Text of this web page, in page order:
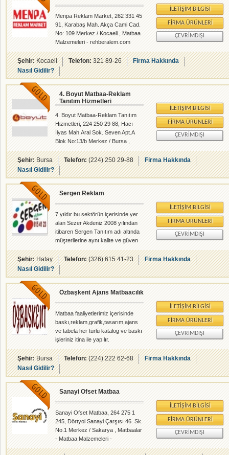
kapasiteye ulaşmıştır. -2004
faaliyete geçiren ARES bu sektörde
de büyük başarılara imza atmıştır.
Ürün yelpazesinin genişliği ve
neticesinde birço
Menpa Reklam Market, 262 331 45
91, Karabaş Mah. Akça Cami Cad.
No: 109 Merkez / Kocaeli , Matbaa
Malzemeleri - rehberalem.com
alanlarında faliyet gösteren
firmamızdır.
İLETIŞIM BILGISI
FIRMA ÜRÜNLERI
ÇEVRIMDIŞI
Şehir:Kocaeli Telefon:321 89-26
Firma Hakkında
Nasıl Gidilir?
4. Boyut Matbaa-Reklam
Tanıtım Hizmetleri
4. Boyut Matbaa-Reklam Tanıtım
Hizmetleri, 224 250 29 88, Hacı
İlyas Mah.Aral Sok. Seven Apt.A
Blok No:13/b Merkez / Bursa ,
Matbaalar - Promosyon - Matbaa
Malzemeleri - rehberalem.com
alanlarında faliyet gösteren
firmamızdır.
İLETIŞIM BILGISI
FIRMA ÜRÜNLERI
ÇEVRIMDIŞI
Şehir:Bursa Telefon:(224) 250 29-88
Firma Hakkında
Nasıl Gidilir?
Sergen Reklam
7 yıldır bu sektörün içerisinde yer
alan Sezer Akdeniz 2008 yılından
itibaren Sergen Tanıtım adı altında
müşterilerine aynı kalite ve güven
anlayışı içerisinde hizmet vermeye
devam etnektedir.
İLETIŞIM BILGISI
FIRMA ÜRÜNLERI
ÇEVRIMDIŞI
Şehir:Hatay Telefon:(326) 615 41-23
Firma Hakkında
Nasıl Gidilir?
Özbaşkent Ajans Matbaacılık
Matbaa faaliyetlerimiz içerisinde
baskı,reklam,grafik,tasarım,ajans
ve tabela her türlü katalog ve baskı
işleriniz itina ile yapılır.
İLETIŞIM BILGISI
FIRMA ÜRÜNLERI
ÇEVRIMDIŞI
Şehir:Bursa Telefon:(224) 222 62-68
Firma Hakkında
Nasıl Gidilir?
Sanayi Ofset Matbaa
Sanayi Ofset Matbaa, 264 275 1
245, Dörtyol Sanayi Çarşısı 46. Sk.
No.1 Merkez / Sakarya , Matbaalar
- Matbaa Malzemeleri -
rehberalem.com alanlarında faliyet
İLETIŞIM BILGISI
FIRMA ÜRÜNLERI
ÇEVRIMDIŞI